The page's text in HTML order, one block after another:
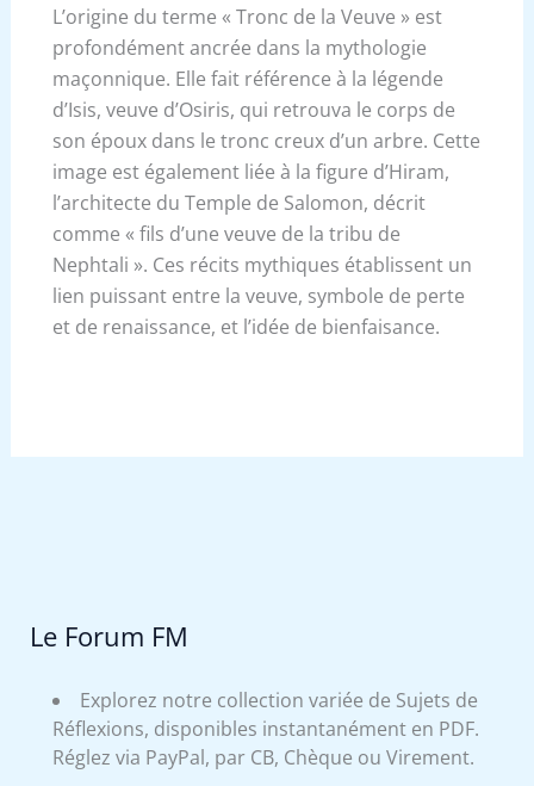
L’origine du terme « Tronc de la Veuve » est
profondément ancrée dans la mythologie
maçonnique. Elle fait référence à la légende
d’Isis, veuve d’Osiris, qui retrouva le corps de
son époux dans le tronc creux d’un arbre. Cette
image est également liée à la figure d’Hiram,
l’architecte du Temple de Salomon, décrit
comme « fils d’une veuve de la tribu de
Nephtali ». Ces récits mythiques établissent un
lien puissant entre la veuve, symbole de perte
et de renaissance, et l’idée de bienfaisance.
Le Forum FM
Explorez notre collection variée de Sujets de
Réflexions, disponibles instantanément en PDF.
Réglez via PayPal, par CB, Chèque ou Virement.